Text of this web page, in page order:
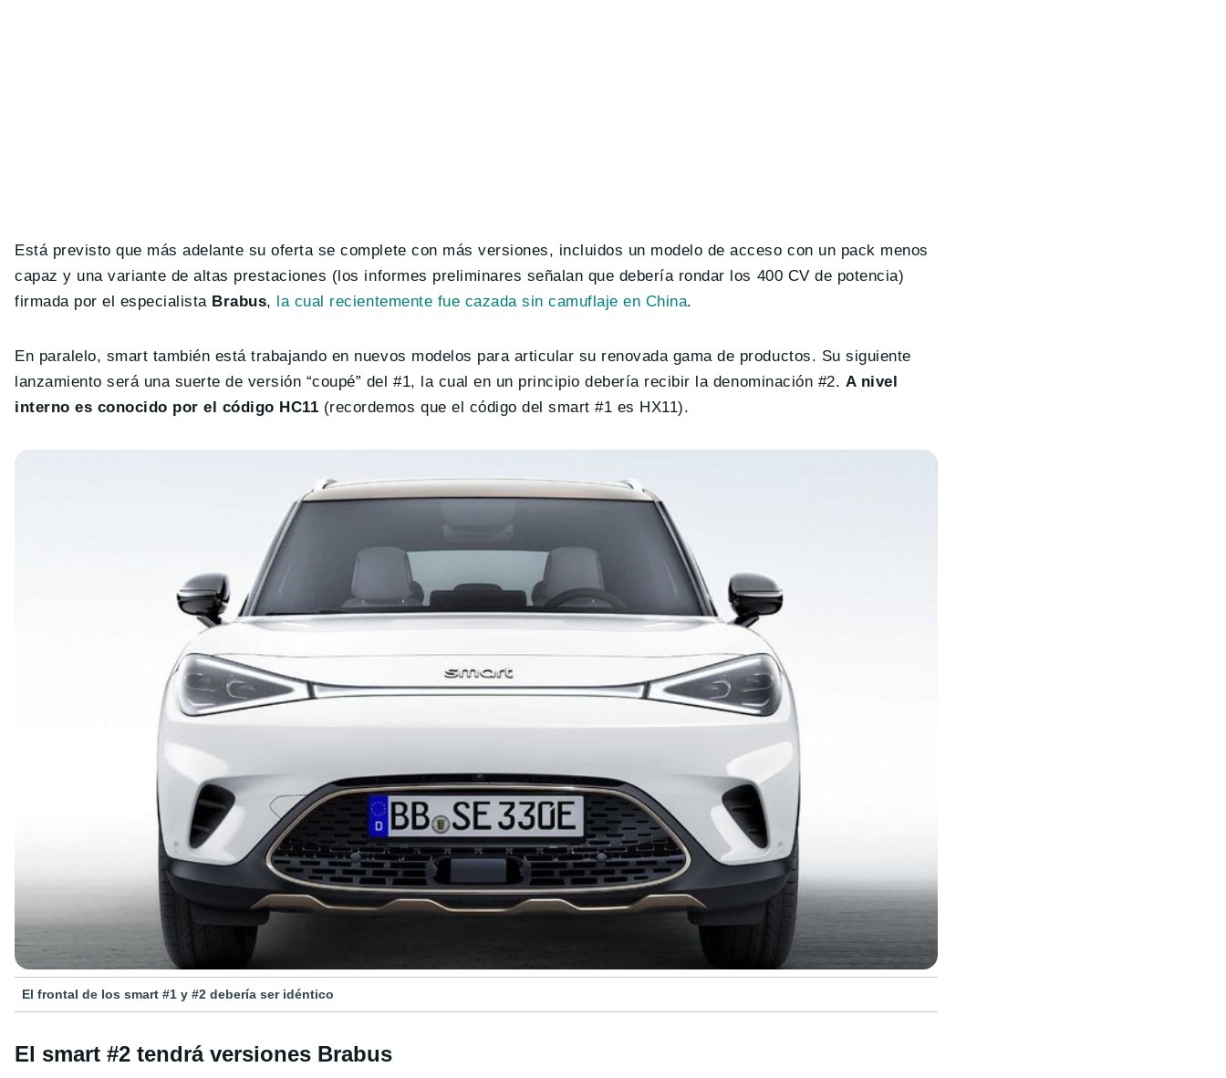
Está previsto que más adelante su oferta se complete con más versiones, incluidos un modelo de acceso con un pack menos
capaz y una variante de altas prestaciones (los informes preliminares señalan que debería rondar los 400 CV de potencia)
firmada por el especialista Brabus, la cual recientemente fue cazada sin camuflaje en China.
En paralelo, smart también está trabajando en nuevos modelos para articular su renovada gama de productos. Su siguiente
lanzamiento será una suerte de versión “coupé” del #1, la cual en un principio debería recibir la denominación #2. A nivel
interno es conocido por el código HC11 (recordemos que el código del smart #1 es HX11).
El frontal de los smart #1 y #2 debería ser idéntico
El smart #2 tendrá versiones Brabus